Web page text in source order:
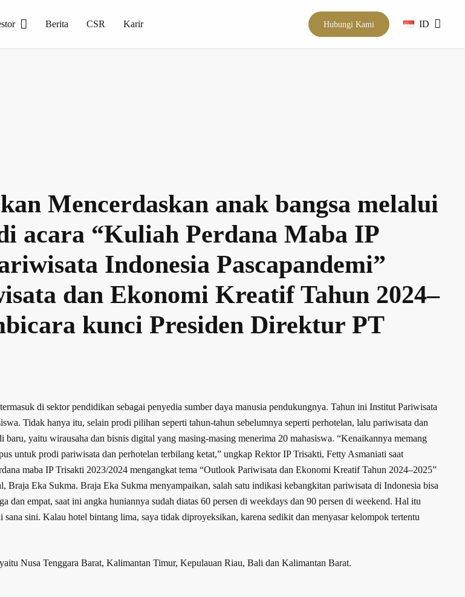
Berita CSR Karir Hubungi Kami ID
Mencerdaskan anak bangsa melalui
acara “Kuliah Perdana Maba IP
Indonesia Pascapandemi”
dan Ekonomi Kreatif Tahun 2024–
kunci Presiden Direktur PT
di sektor pendidikan sebagai penyedia sumber daya manusia pendukungnya. Tahun ini Institut Pariwisata
Tidak hanya itu, selain prodi pilihan seperti tahun-tahun sebelumnya seperti perhotelan, lalu pariwisata dan
yaitu wirausaha dan bisnis digital yang masing-masing menerima 20 mahasiswa. “Kenaikannya memang
untuk prodi pariwisata dan perhotelan terbilang ketat,” ungkap Rektor IP Trisakti, Fetty Asmaniati saat
maba IP Trisakti 2023/2024 mengangkat tema “Outlook Pariwisata dan Ekonomi Kreatif Tahun 2024–2025”
Eka Sukma. Braja Eka Sukma menyampaikan, salah satu indikasi kebangkitan pariwisata di Indonesia bisa
empat, saat ini angka huniannya sudah diatas 60 persen di weekdays dan 90 persen di weekend. Hal itu
sini. Kalau hotel bintang lima, saya tidak diproyeksikan, karena sedikit dan menyasar kelompok tertentu
Nusa Tenggara Barat, Kalimantan Timur, Kepulauan Riau, Bali dan Kalimantan Barat.